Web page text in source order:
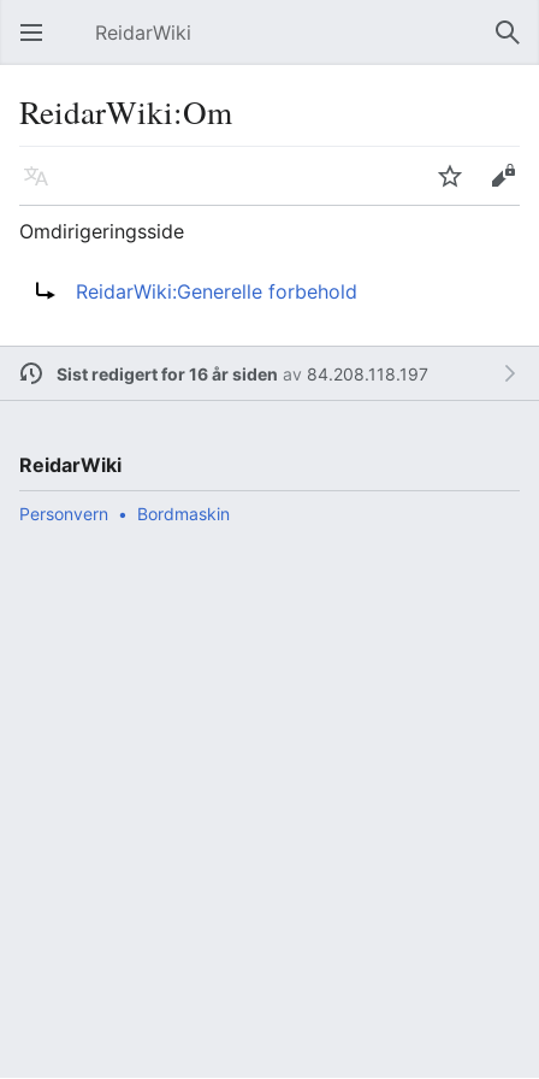
Åpne hovedmenyen ReidarWiki Søk
ReidarWiki:Om
Språk Overvåk
Rediger
Omdirigeringsside
ReidarWiki:Generelle forbehold
Sist redigert for 16 år siden av 84.208.118.197
ReidarWiki
Personvern Bordmaskin